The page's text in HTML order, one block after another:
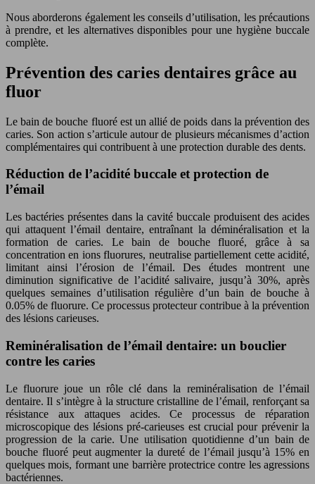
Nous aborderons également les conseils d’utilisation, les précautions
à prendre, et les alternatives disponibles pour une hygiène buccale
complète.
Prévention des caries dentaires grâce au
fluor
Le bain de bouche fluoré est un allié de poids dans la prévention des
caries. Son action s’articule autour de plusieurs mécanismes d’action
complémentaires qui contribuent à une protection durable des dents.
Réduction de l’acidité buccale et protection de
l’émail
Les bactéries présentes dans la cavité buccale produisent des acides
qui attaquent l’émail dentaire, entraînant la déminéralisation et la
formation de caries. Le bain de bouche fluoré, grâce à sa
concentration en ions fluorures, neutralise partiellement cette acidité,
limitant ainsi l’érosion de l’émail. Des études montrent une
diminution significative de l’acidité salivaire, jusqu’à 30%, après
quelques semaines d’utilisation régulière d’un bain de bouche à
0.05% de fluorure. Ce processus protecteur contribue à la prévention
des lésions carieuses.
Reminéralisation de l’émail dentaire: un bouclier
contre les caries
Le fluorure joue un rôle clé dans la reminéralisation de l’émail
dentaire. Il s’intègre à la structure cristalline de l’émail, renforçant sa
résistance aux attaques acides. Ce processus de réparation
microscopique des lésions pré-carieuses est crucial pour prévenir la
progression de la carie. Une utilisation quotidienne d’un bain de
bouche fluoré peut augmenter la dureté de l’émail jusqu’à 15% en
quelques mois, formant une barrière protectrice contre les agressions
bactériennes.